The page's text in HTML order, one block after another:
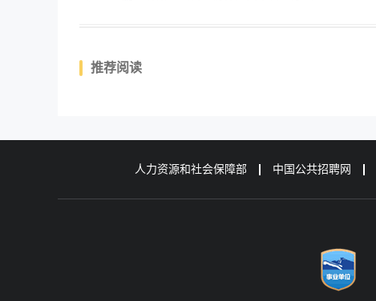
推荐阅读
人力资源和社会保障部 中国公共招聘网